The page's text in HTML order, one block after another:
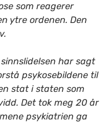
som reagerer
ytre ordenen. Den
har sagt
psykosebildene til
stat i staten som
Det tok meg 20 år
psykiatrien ga